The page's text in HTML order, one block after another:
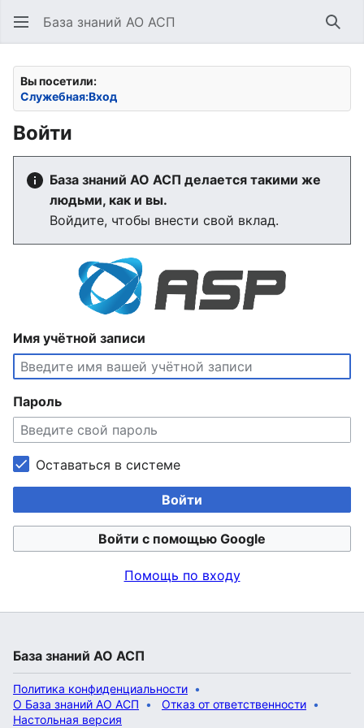
База знаний АО АСП
Вы посетили:
Служебная:Вход
Войти
База знаний АО АСП делается такими же
людьми, как и вы.
Войдите, чтобы внести свой вклад.
Имя учётной записи
Пароль
Оставаться в системе
Войти
Войти с помощью Google
Помощь по входу
База знаний АО АСП
Политика конфиденциальности
О База знаний АО АСП
Отказ от ответственности
Настольная версия